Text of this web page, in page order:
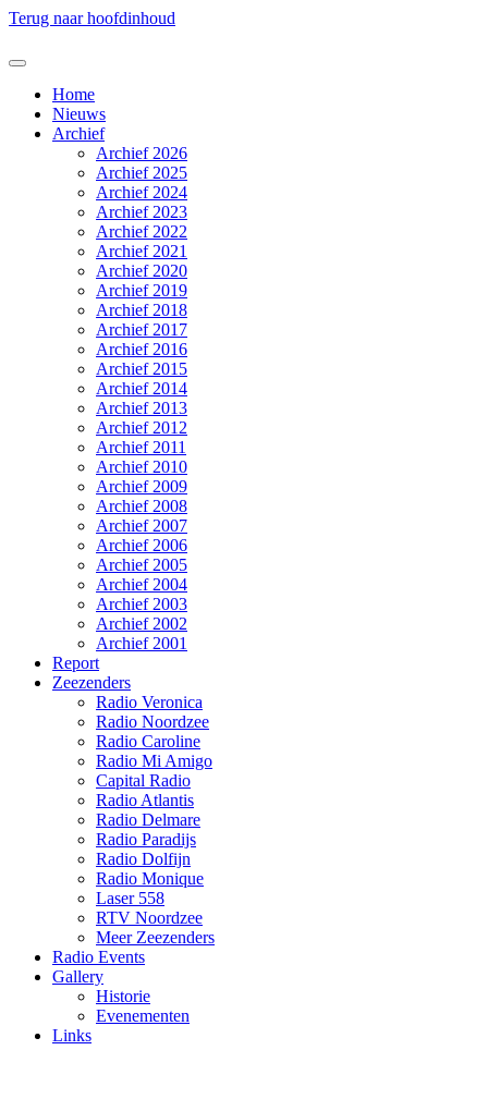
Terug naar hoofdinhoud
Home
Nieuws
Archief
Archief 2026
Archief 2025
Archief 2024
Archief 2023
Archief 2022
Archief 2021
Archief 2020
Archief 2019
Archief 2018
Archief 2017
Archief 2016
Archief 2015
Archief 2014
Archief 2013
Archief 2012
Archief 2011
Archief 2010
Archief 2009
Archief 2008
Archief 2007
Archief 2006
Archief 2005
Archief 2004
Archief 2003
Archief 2002
Archief 2001
Report
Zeezenders
Radio Veronica
Radio Noordzee
Radio Caroline
Radio Mi Amigo
Capital Radio
Radio Atlantis
Radio Delmare
Radio Paradijs
Radio Dolfijn
Radio Monique
Laser 558
RTV Noordzee
Meer Zeezenders
Radio Events
Gallery
Historie
Evenementen
Links